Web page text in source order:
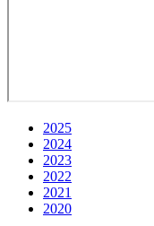
2025
2024
2023
2022
2021
2020